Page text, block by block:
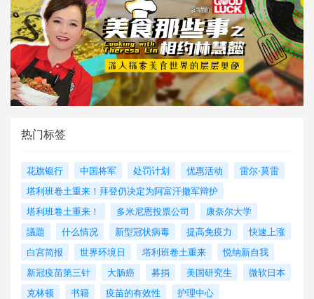
热门标签
花旗银行 中国将军 处罚计划 优惠活动
雷尔·莫雷
塔利班卷土重来！拜登仍决定为阿富汗撤军辩护
塔利班卷土重来！
多米尼恩投票公司
康奈尔大学
議題
什么情况 新型冠状病毒 提高免疫力
快速上涨
白宫简报
世界环境日 塔利班卷土重来
悦纳新自我
新冠疫苗第三针
大肠癌 募捐 美国研究生
微软日本
克林顿
书籍 疫苗的有效性
护理中心